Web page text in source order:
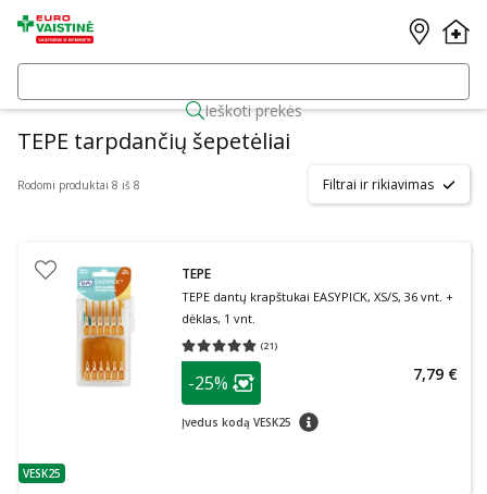
Ieškoti prekės
TEPE tarpdančių šepetėliai
Rodomi produktai 8 iš 8 Filtrai ir rikiavimas
patarimas
VESK25
TEPE
TEPE dantų krapštukai EASYPICK, XS/S, 36 vnt. +
dėklas, 1 vnt.
(21)
Vidutinis įvertinimas 5.00
patarimas
Lojalumo klubo narių nuolaida
-25%
Įvedus kodą VESK25 patarimas
7,79 €